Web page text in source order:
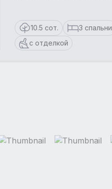
10.5 сот.
3 спальни
с отделкой